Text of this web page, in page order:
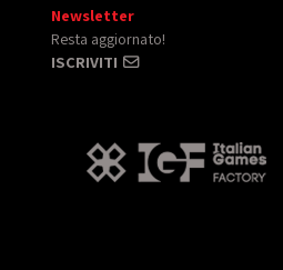
Newsletter
Resta aggiornato!
ISCRIVITI